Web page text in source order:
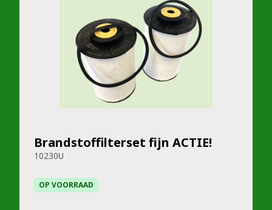
Brandstoffilterset fijn ACTIE!
10230U
OP VOORRAAD